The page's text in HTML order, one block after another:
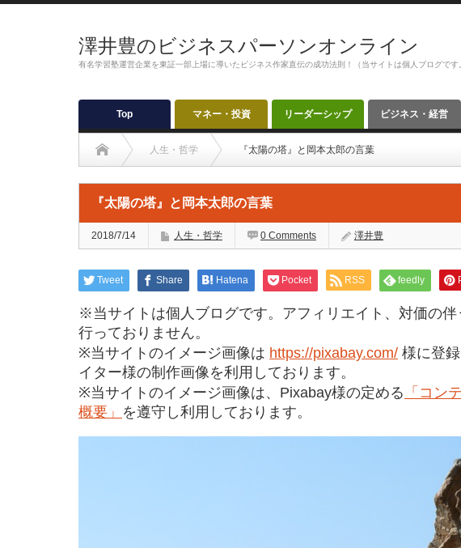
澤井豊のビジネスパーソンオンライン
有名学習塾運営企業を東証一部上場に導いたビジネス作家直伝の成功法則！（当サイトは個人ブログで
Top マネー・投資 リーダーシップ ビジネス・経営
人生・哲学 『太陽の塔』と岡本太郎の言葉
『太陽の塔』と岡本太郎の言葉
2018/7/14 人生・哲学 0 Comments 澤井豊
Tweet Share Hatena Pocket RSS feedly
※当サイトは個人ブログです。アフィリエイト、対価の伴
行っておりません。
※当サイトのイメージ画像は https://pixabay.com/ 様に登
イター様の制作画像を利用しております。
※当サイトのイメージ画像は、Pixabay様の定める 「コン
概要」 を遵守し利用しております。